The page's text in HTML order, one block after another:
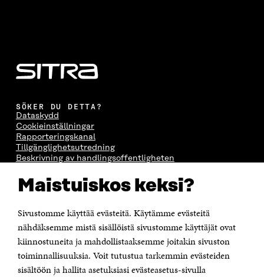
Maistuiskos keksi?
Sivustomme käyttää evästeitä. Käytämme evästeitä
nähdäksemme mistä sisällöistä sivustomme käyttäjät ovat
kiinnostuneita ja mahdollistaaksemme joitakin sivuston
toiminnallisuuksia. Voit tutustua tarkemmin evästeiden
sisältöön ja hallita asetuksiasi evästeasetus-sivulla
SÖKER DU DETTA?
Dataskydd
Cookieinställningar
Rapporteringskanal
Tillgänglighetsutredning
Beskrivning av handlingsoffentligheten
Jubileumsfonden för Finlands självständighet Sitra
Östersjögatan 11–13, PB 160,
00181 Helsingfors
Tfn +358 294 618 991
Personalens e-postadresser har formen:
fornamn.efternamn@sitra.fi